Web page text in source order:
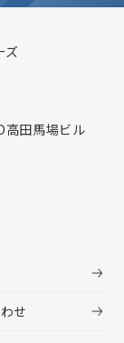
ズ
高田馬場ビル
せ